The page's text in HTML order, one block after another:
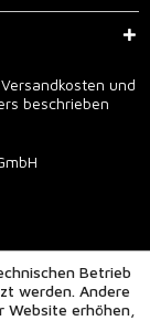
Versandkosten und
beschrieben
Betrieb
werden. Andere
Website erhöhen,